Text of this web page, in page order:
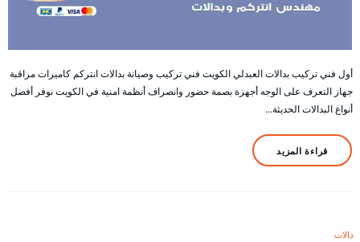
أول فني تركيب بدالات العبدلي الكويت فني تركيب وصيانة بدالات انتركم كاميرات مراقبة
جهاز التعرف على الوجه أجهزة بصمة حضور وانصراف أنظمة امنية في الكويت نوفر أفضل
أنواع البدالات الحديثة…
قراءة المزيد
بدالات